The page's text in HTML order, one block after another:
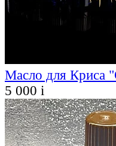
Масло для Криса
5 000 i